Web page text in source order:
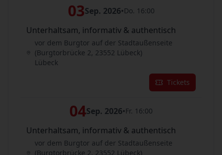
03Sep. 2026•Do. 16:00
Unterhaltsam, informativ & authentisch
vor dem Burgtor auf der Stadtaußenseite
(Burgtorbrücke 2, 23552 Lübeck)
Lübeck
Tickets
04Sep. 2026•Fr. 16:00
Unterhaltsam, informativ & authentisch
vor dem Burgtor auf der Stadtaußenseite
(Burgtorbrücke 2, 23552 Lübeck)